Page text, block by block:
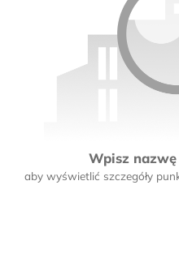
Wpisz
aby wyświetlić szczegóły